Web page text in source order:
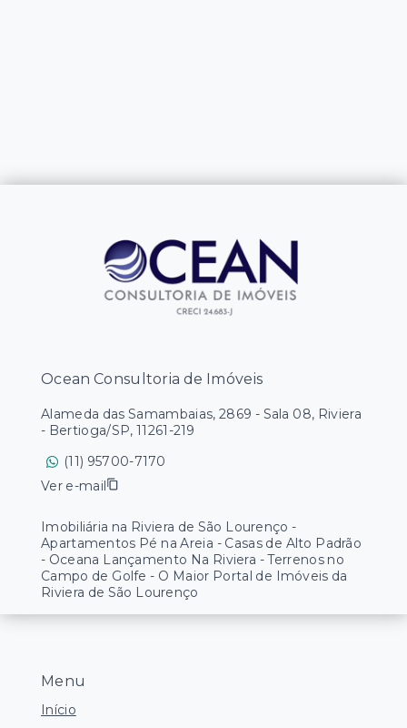
Menu
Início
Ocean Consultoria de Imóveis
Alameda das Samambaias, 2869 - Sala 08, Riviera
- Bertioga/SP, 11261-219
(11) 95700-7170
Ver e-mail
Imobiliária na Riviera de São Lourenço -
Apartamentos Pé na Areia - Casas de Alto Padrão
- Oceana Lançamento Na Riviera - Terrenos no
Campo de Golfe - O Maior Portal de Imóveis da
Riviera de São Lourenço